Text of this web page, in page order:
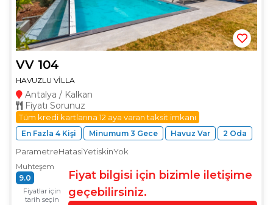
VV 104
HAVUZLU VİLLA
Antalya / Kalkan
Fiyatı Sorunuz
Tüm kredi kartlarına 12 aya varan taksit imkanı
En Fazla 4 Kişi Minumum 3 Gece Havuz Var 2 Oda
ParametreHatasiYetiskinYok
Muhteşem
9.0
Fiyatlar için
tarih seçin
Fiyat bilgisi için bizimle iletişime
geçebilirsiniz.